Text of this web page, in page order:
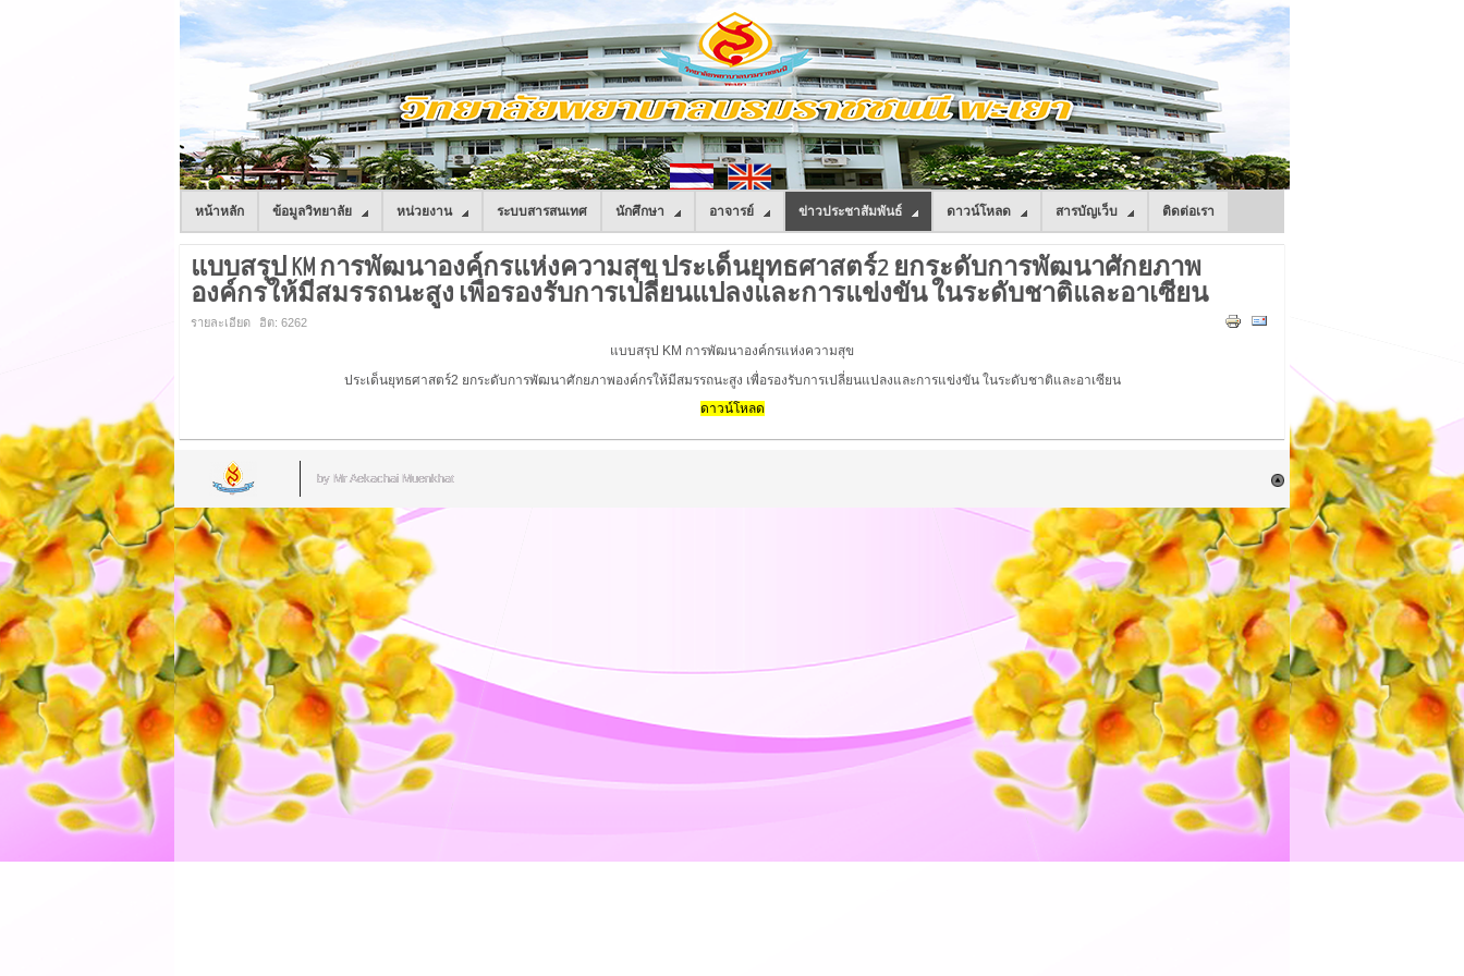
หน้าหลัก ข้อมูลวิทยาลัย หน่วยงาน ระบบสารสนเทศ นักศึกษา อาจารย์ ข่าวประชาสัมพันธ์ ดาวน์โหลด สารบัญเว็บ ติดต่อเรา
แบบสรุป KM การพัฒนาองค์กรแห่งความสุข ประเด็นยุทธศาสตร์2 ยกระดับการพัฒนาศักยภาพ
องค์กรให้มีสมรรถนะสูง เพื่อรองรับการเปลี่ยนแปลงและการแข่งขัน ในระดับชาติและอาเซียน
รายละเอียด ฮิต: 6262
แบบสรุป KM การพัฒนาองค์กรแห่งความสุข
ประเด็นยุทธศาสตร์2 ยกระดับการพัฒนาศักยภาพองค์กรให้มีสมรรถนะสูง เพื่อรองรับการเปลี่ยนแปลงและการแข่งขัน ในระดับชาติและอาเซียน
ดาวน์โหลด
by Mr.Aekachai Muenkhat